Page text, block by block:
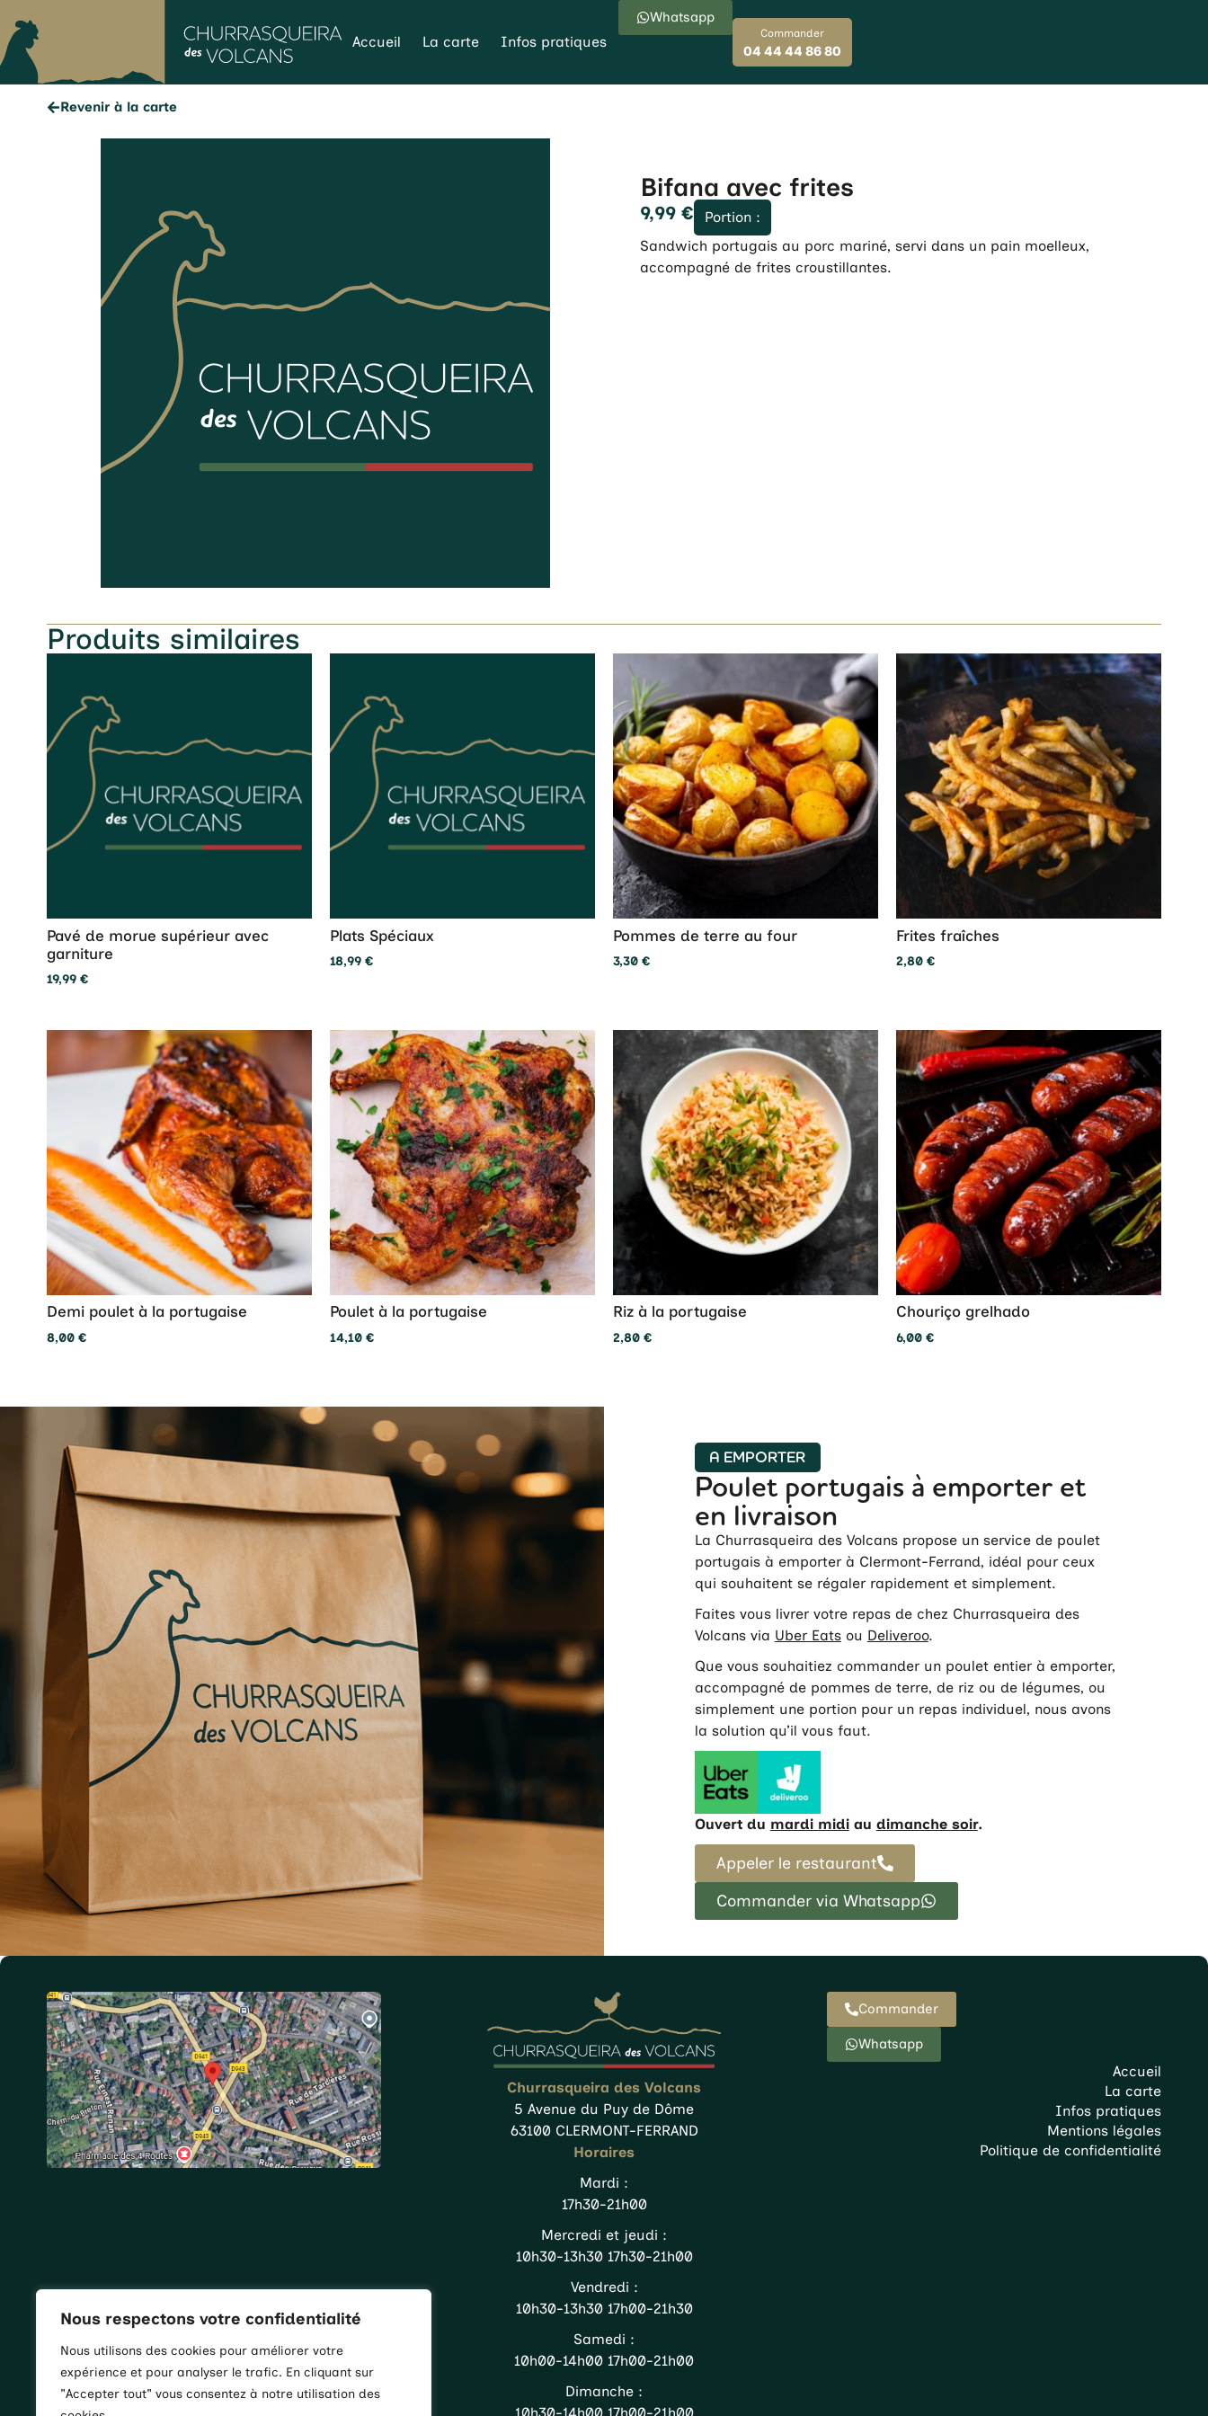
Nous respectons votre confidentialité
Nous utilisons des cookies pour améliorer votre
expérience et pour analyser le trafic. En cliquant sur
"Accepter tout" vous consentez à notre utilisation des
Accueil La carte Infos pratiques
Whatsapp
Commander
04 44 44 86 80
Revenir à la carte
Bifana avec frites
9,99 €
Portion :
Sandwich portugais au porc mariné, servi dans un pain moelleux,
accompagné de frites croustillantes.
Produits similaires
Pavé de morue supérieur avec
garniture
19,99 €
Plats Spéciaux
18,99 €
Pommes de terre au four
3,30 €
Frites fraîches
2,80 €
Demi poulet à la portugaise
8,00 €
Poulet à la portugaise
14,10 €
Riz à la portugaise
2,80 €
Chouriço grelhado
6,00 €
A EMPORTER
Poulet portugais à emporter et
en livraison
La Churrasqueira des Volcans propose un service de poulet
portugais à emporter à Clermont-Ferrand, idéal pour ceux
qui souhaitent se régaler rapidement et simplement.
Faites vous livrer votre repas de chez Churrasqueira des
Volcans via Uber Eatsou Deliveroo.
Que vous souhaitiez commander un poulet entier à emporter,
accompagné de pommes de terre, de riz ou de légumes, ou
simplement une portion pour un repas individuel, nous avons
la solution qu’il vous faut.
Ouvert du mardi midiau dimanche soir.
Appeler le restaurant
Commander via Whatsapp
Churrasqueira des Volcans
5 Avenue du Puy de Dôme
63100 CLERMONT-FERRAND
Horaires
Mardi :
17h30-21h00
Mercredi et jeudi :
10h30-13h30 17h30-21h00
Vendredi :
10h30-13h30 17h00-21h30
Samedi :
10h00-14h00 17h00-21h00
Dimanche :
Commander
Whatsapp
Accueil
La carte
Infos pratiques
Mentions légales
Politique de confidentialité